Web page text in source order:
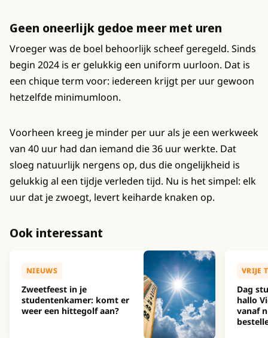
Geen oneerlijk gedoe meer met uren
Vroeger was de boel behoorlijk scheef geregeld. Sinds
begin 2024 is er gelukkig een uniform uurloon. Dat is
een chique term voor: iedereen krijgt per uur gewoon
hetzelfde minimumloon.
Voorheen kreeg je minder per uur als je een werkweek
van 40 uur had dan iemand die 36 uur werkte. Dat
sloeg natuurlijk nergens op, dus die ongelijkheid is
gelukkig al een tijdje verleden tijd. Nu is het simpel: elk
uur dat je zwoegt, levert keiharde knaken op.
Ook interessant
NIEUWS
Zweetfeest in je
studentenkamer: komt er
weer een hittegolf aan?
VRIJE
Dag
hallo
vanaf